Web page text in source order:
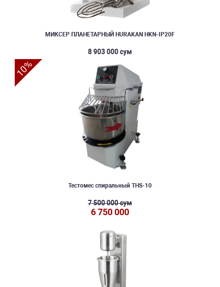
МИКСЕР ПЛАНЕТАРНЫЙ HURAKAN HKN-IP20F
8 903 000 сум
10%
Тестомес спиральный THS-10
7 500 000 сум
6 750 000